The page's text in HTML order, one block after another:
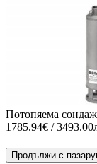
Потопяема
1785.94€ /
Продължи с